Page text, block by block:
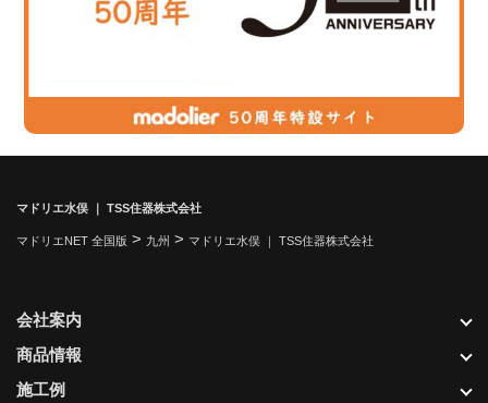
マドリエ水俣 ｜ TSS住器株式会社
マドリエNET 全国版 > 九州 > マドリエ水俣 ｜ TSS住器株式会社
会社案内
商品情報
施工例